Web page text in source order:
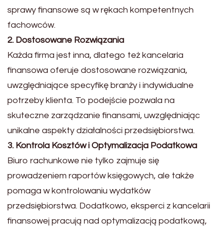
sprawy finansowe są w rękach kompetentnych
fachowców.
2. Dostosowane Rozwiązania
Każda firma jest inna, dlatego też kancelaria
finansowa oferuje dostosowane rozwiązania,
uwzględniające specyfikę branży i indywidualne
potrzeby klienta. To podejście pozwala na
skuteczne zarządzanie finansami, uwzględniając
unikalne aspekty działalności przedsiębiorstwa.
3. Kontrola Kosztów i Optymalizacja Podatkowa
Biuro rachunkowe nie tylko zajmuje się
prowadzeniem raportów księgowych, ale także
pomaga w kontrolowaniu wydatków
przedsiębiorstwa. Dodatkowo, eksperci z kancelarii
finansowej pracują nad optymalizacją podatkową,